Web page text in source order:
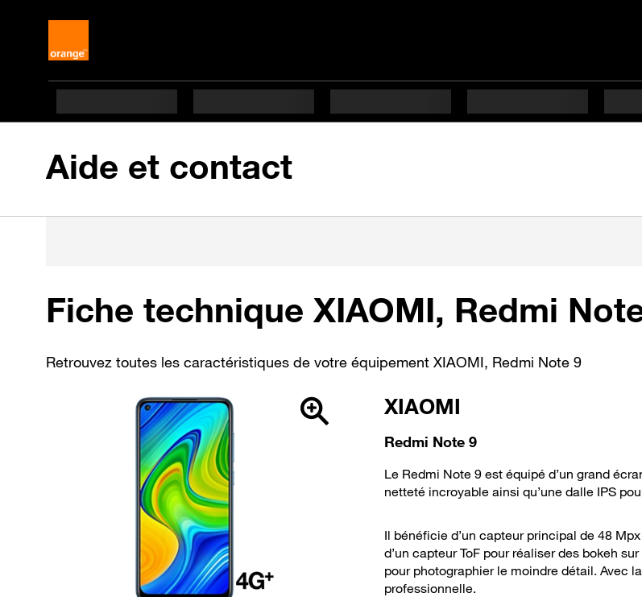
Aide et contact
Fiche technique XIAOMI, Redmi
Retrouvez toutes les caractéristiques de votre équipement XIAOMI, Redmi Note 9
XIAOMI
Redmi Note 9
Le Redmi Note 9 est équipé d’un grand
netteté incroyable ainsi qu’une dalle IPS
Il bénéficie d’un capteur principal de 48
d’un capteur ToF pour réaliser des bokeh
pour photographier le moindre détail. Avec
professionnelle.